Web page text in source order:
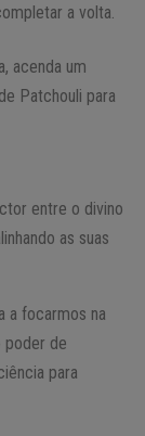
a volta.
acenda um
Patchouli para
entre o divino
as suas
a focarmos na
poder de
para